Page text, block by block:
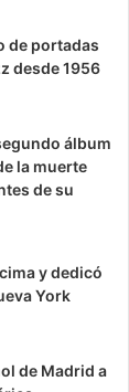
de portadas
desde 1956
álbum
la muerte
de su
y dedicó
York
de Madrid a